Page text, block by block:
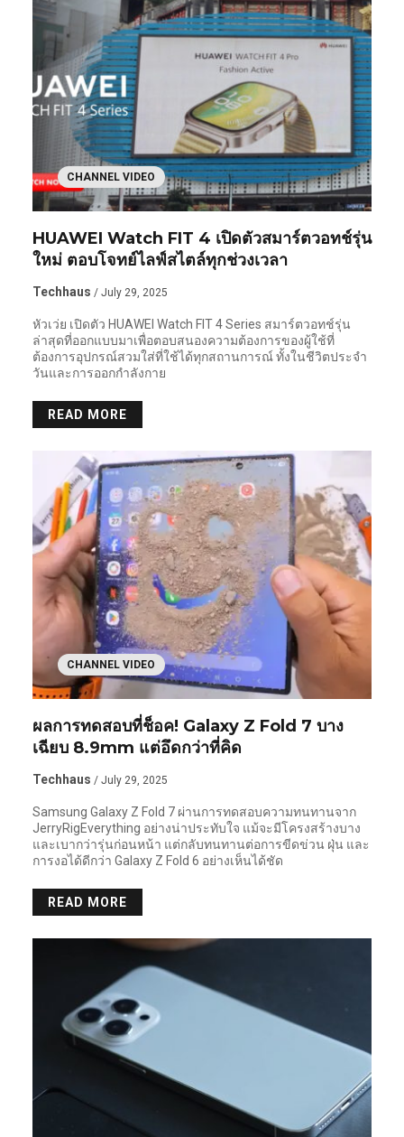
CHANNEL VIDEO
HUAWEI Watch FIT 4 เปิดตัวสมาร์ตวอทช์รุ่น
ใหม่ ตอบโจทย์ไลฟ์สไตล์ทุกช่วงเวลา
Techhaus / July 29, 2025
หัวเว่ย เปิดตัว HUAWEI Watch FIT 4 Series สมาร์ตวอทช์รุ่น
ล่าสุดที่ออกแบบมาเพื่อตอบสนองความต้องการของผู้ใช้ที่
ต้องการอุปกรณ์สวมใส่ที่ใช้ได้ทุกสถานการณ์ ทั้งในชีวิตประจำ
วันและการออกกำลังกาย
READ MORE
CHANNEL VIDEO
ผลการทดสอบที่ช็อค! Galaxy Z Fold 7 บาง
เฉียบ 8.9mm แต่อึดกว่าที่คิด
Techhaus / July 29, 2025
Samsung Galaxy Z Fold 7 ผ่านการทดสอบความทนทานจาก
JerryRigEverything อย่างน่าประทับใจ แม้จะมีโครงสร้างบาง
และเบากว่ารุ่นก่อนหน้า แต่กลับทนทานต่อการขีดข่วน ฝุ่น และ
การงอได้ดีกว่า Galaxy Z Fold 6 อย่างเห็นได้ชัด
READ MORE